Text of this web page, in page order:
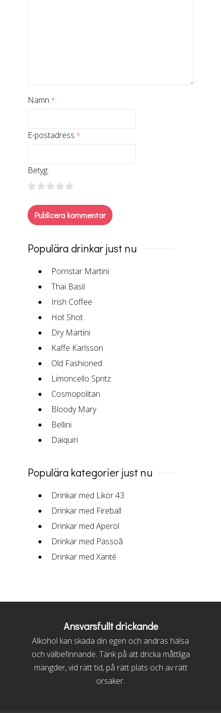
Namn *
E-postadress *
Betyg:
Populära drinkar just nu
Pornstar Martini
Thai Basil
Irish Coffee
Hot Shot
Dry Martini
Kaffe Karlsson
Old Fashioned
Limoncello Spritz
Cosmopolitan
Bloody Mary
Bellini
Daiquiri
Populära kategorier just nu
Drinkar med Likör 43
Drinkar med Fireball
Drinkar med Aperol
Drinkar med Passoã
Drinkar med Xanté
Ansvarsfullt drickande
Alkohol kan skada din egen och andras hälsa
och välbefinnande. Tänk på att dricka måttliga
mängder, vid rätt tid, på rätt plats och av rätt
orsaker.